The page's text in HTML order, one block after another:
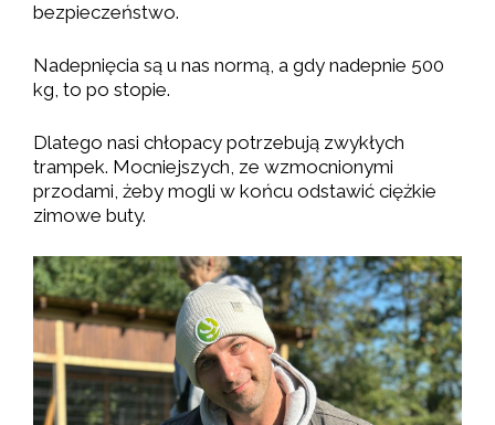
bezpieczeństwo.
Nadepnięcia są u nas normą, a gdy nadepnie 500
kg, to po stopie.
Dlatego nasi chłopacy potrzebują zwykłych
trampek. Mocniejszych, ze wzmocnionymi
przodami, żeby mogli w końcu odstawić ciężkie
zimowe buty.